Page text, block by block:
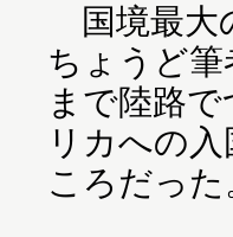
国境最大
ちょうど
まで陸路
リカへの
ころだった